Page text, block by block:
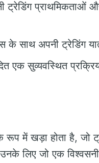
ट्रेडिंग प्राथमिकताओं
के साथ अपनी ट्रेडिंग
एक सुव्यवस्थित
के रूप में खड़ा होता है,
लिए जो एक